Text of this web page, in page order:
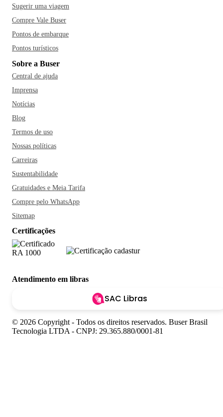
Sugerir uma viagem
Compre Vale Buser
Pontos de embarque
Pontos turísticos
Sobre a Buser
Central de ajuda
Imprensa
Notícias
Blog
Termos de uso
Nossas políticas
Carreiras
Sustentabilidade
Gratuidades e Meia Tarifa
Compre pelo WhatsApp
Sitemap
Certificações
Atendimento em libras
SAC Libras
© 2026 Copyright - Todos os direitos reservados. Buser Brasil
Tecnologia LTDA - CNPJ: 29.365.880/0001-81